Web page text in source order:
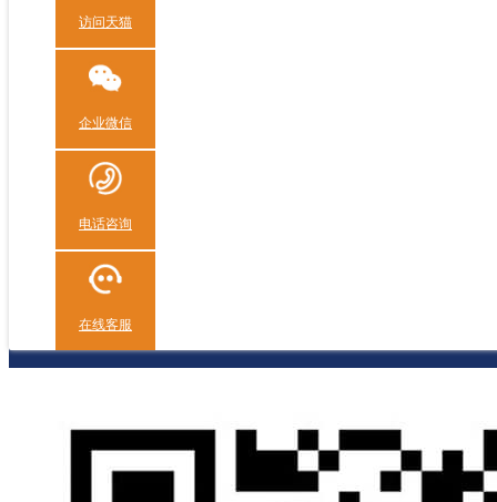
访问天猫
企业微信
电话咨询
在线客服